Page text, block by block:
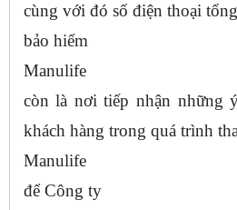
cùng với đó số điện thoại
bảo hiểm
Manulife
còn là nơi tiếp nhận những
khách hàng trong quá trình
Manulife
để Công ty